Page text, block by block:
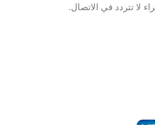
لا تتردد في الاتصال.